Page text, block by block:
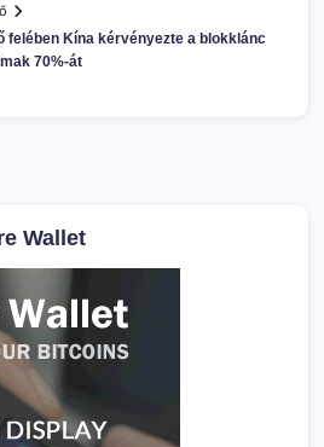
felében Kína kérvényezte a blokklánc
70%-át
Wallet